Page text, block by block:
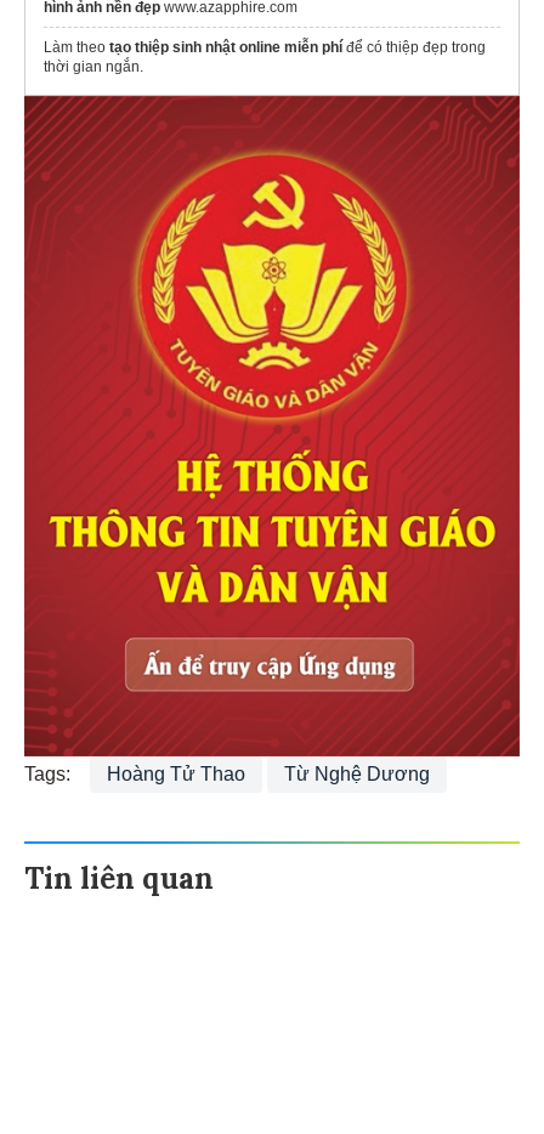
hình ảnh nền đẹp www.azapphire.com
Làm theo tạo thiệp sinh nhật online miễn phí để có thiệp đẹp trong
thời gian ngắn.
Tags: Hoàng Tử Thao Từ Nghệ Dương
Tin liên quan